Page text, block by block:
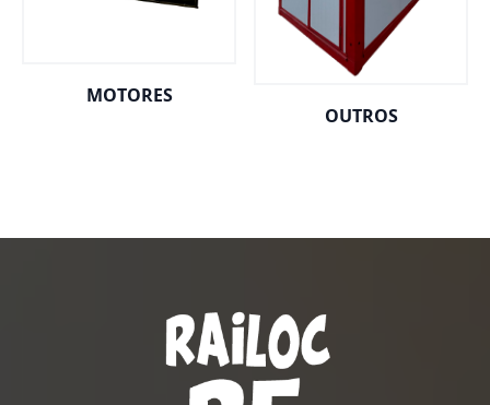
MOTORES
OUTROS